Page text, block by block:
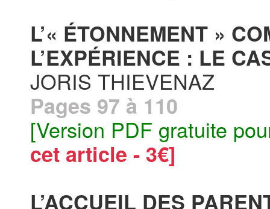
L’« ÉTONNEMENT »
L’EXPÉRIENCE : LE
JORIS THIEVENAZ
Pages 97 à 110
[Version PDF gratuite
cet article - 3€]
L’ACCUEIL DES